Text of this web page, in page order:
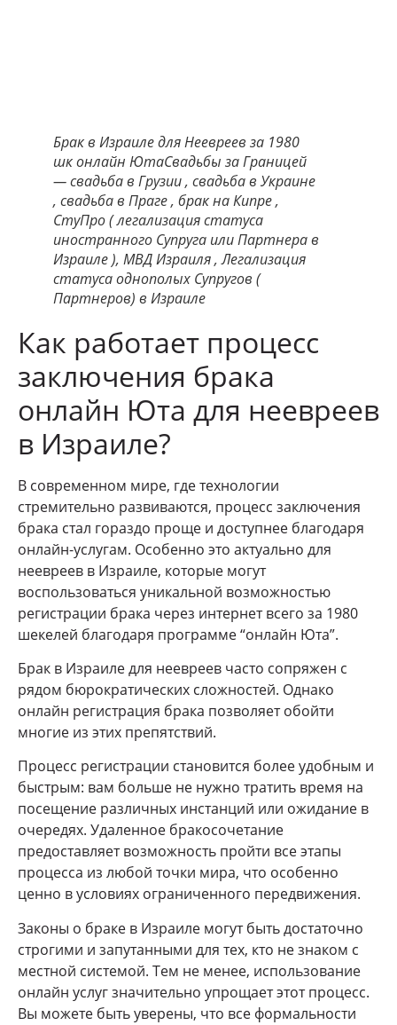
Брак в Израиле для Неевреев за 1980
шк онлайн ЮтаСвадьбы за Границей
— свадьба в Грузии , свадьба в Украине
, свадьба в Праге , брак на Кипре ,
СтуПро ( легализация статуса
иностранного Супруга или Партнера в
Израиле ), МВД Израиля , Легализация
статуса однополых Супругов (
Партнеров) в Израиле
Как работает процесс
заключения брака
онлайн Юта для неевреев
в Израиле?
В современном мире, где технологии
стремительно развиваются, процесс заключения
брака стал гораздо проще и доступнее благодаря
онлайн-услугам. Особенно это актуально для
неевреев в Израиле, которые могут
воспользоваться уникальной возможностью
регистрации брака через интернет всего за 1980
шекелей благодаря программе “онлайн Юта”.
Брак в Израиле для неевреев часто сопряжен с
рядом бюрократических сложностей. Однако
онлайн регистрация брака позволяет обойти
многие из этих препятствий.
Процесс регистрации становится более удобным и
быстрым: вам больше не нужно тратить время на
посещение различных инстанций или ожидание в
очередях. Удаленное бракосочетание
предоставляет возможность пройти все этапы
процесса из любой точки мира, что особенно
ценно в условиях ограниченного передвижения.
Законы о браке в Израиле могут быть достаточно
строгими и запутанными для тех, кто не знаком с
местной системой. Тем не менее, использование
онлайн услуг значительно упрощает этот процесс.
Вы можете быть уверены, что все формальности